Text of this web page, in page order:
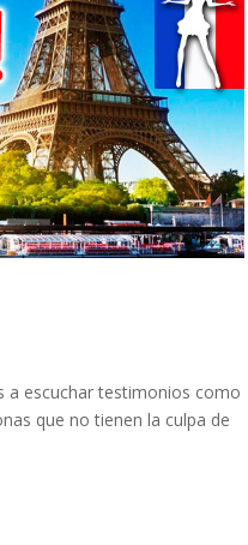
a escuchar testimonios como
que no tienen la culpa de